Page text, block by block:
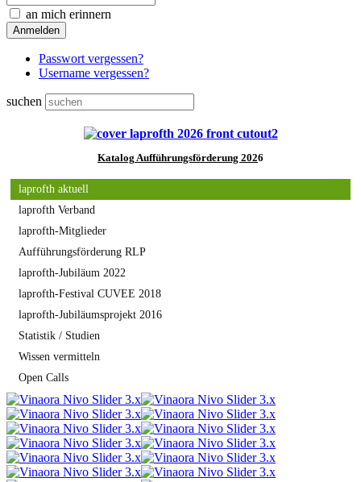
an mich erinnern
Passwort vergessen?
Username vergessen?
suchen
Katalog Aufführungsförderung 2026
laprofth aktuell
laprofth Verband
laprofth-Mitglieder
Aufführungsförderung RLP
laprofth-Jubiläum 2022
laprofth-Festival CUVEE 2018
laprofth-Jubiläumsprojekt 2016
Statistik / Studien
Wissen vermitteln
Open Calls